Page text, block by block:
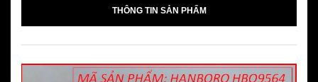
THÔNG TIN SẢN PHẨM